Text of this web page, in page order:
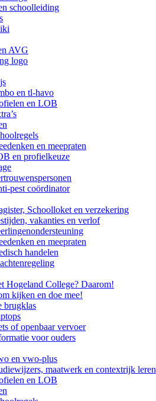
schoolleiding
AVG
logo
en tl-havo
en LOB
en meepraten
en profielkeuze
pest coördinator
Schoolloket en verzekering
vakanties en verlof
en meepraten
handelen
Hogeland College? Daarom!
kijken en doe mee!
brugklas
of openbaar vervoer
voor ouders
en vwo-plus
maatwerk en contextrijk leren
en LOB